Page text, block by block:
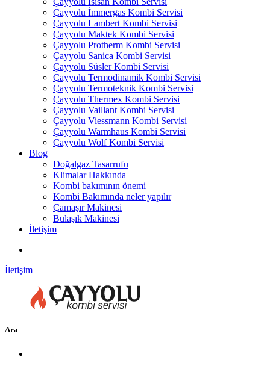
Çayyolu İmmergas Kombi Servisi
Çayyolu Lambert Kombi Servisi
Çayyolu Maktek Kombi Servisi
Çayyolu Protherm Kombi Servisi
Çayyolu Sanica Kombi Servisi
Çayyolu Süsler Kombi Servisi
Çayyolu Termodinamik Kombi Servisi
Çayyolu Termoteknik Kombi Servisi
Çayyolu Thermex Kombi Servisi
Çayyolu Vaillant Kombi Servisi
Çayyolu Viessmann Kombi Servisi
Çayyolu Warmhaus Kombi Servisi
Çayyolu Wolf Kombi Servisi
Blog
Doğalgaz Tasarrufu
Klimalar Hakkında
Kombi bakımının önemi
Kombi Bakımında neler yapılır
Çamaşır Makinesi
Bulaşık Makinesi
İletişim
İletişim
Ara